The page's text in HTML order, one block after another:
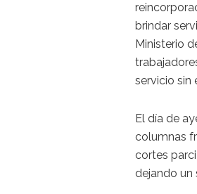
brindar
Ministerio
servicio sin
El día de
columnas
cortes
dejando un